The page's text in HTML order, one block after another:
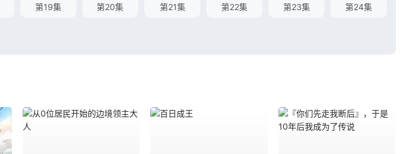
第19集 第20集 第21集 第22集 第23集 第24集